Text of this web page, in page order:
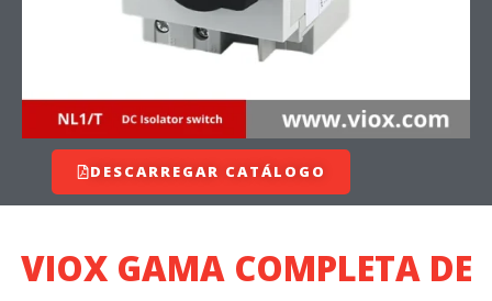
DESCARREGAR CATÁLOGO
VIOX GAMA COMPLETA DE